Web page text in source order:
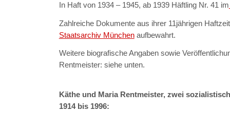
In Haft von 1934 – 1945, ab 1939 Häftling Nr. 41 im
Zahlreiche Dokumente aus ihrer 11jährigen
Staatsarchiv Münchenaufbewahrt.
Weitere biografische Angaben sowie
Rentmeister: siehe unten.
Käthe und Maria Rentmeister, zwei
1914 bis 1996: